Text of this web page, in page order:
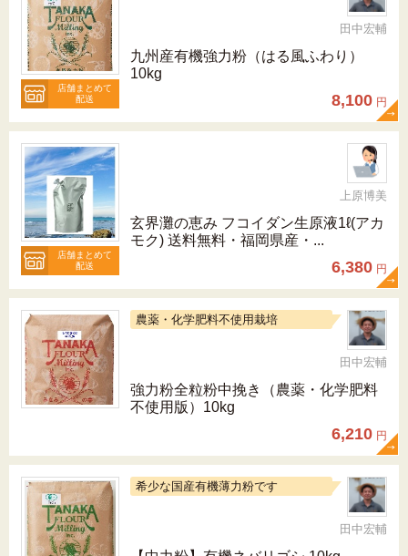
店舗まとめて
配送
田中宏輔
九州産有機強力粉（はる風ふわり）
10kg
8,100 円
店舗まとめて
配送
上原博美
玄界灘の恵み フコイダン生原液1ℓ(アカ
モク) 送料無料・福岡県産・...
6,380 円
農薬・化学肥料不使用栽培
田中宏輔
強力粉全粒粉中挽き（農薬・化学肥料
不使用版）10kg
6,210 円
希少な国産有機薄力粉です
田中宏輔